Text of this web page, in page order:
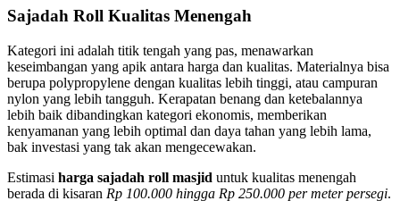
Sajadah Roll Kualitas Menengah
Kategori ini adalah titik tengah yang pas, menawarkan
keseimbangan yang apik antara harga dan kualitas. Materialnya bisa
berupa polypropylene dengan kualitas lebih tinggi, atau campuran
nylon yang lebih tangguh. Kerapatan benang dan ketebalannya
lebih baik dibandingkan kategori ekonomis, memberikan
kenyamanan yang lebih optimal dan daya tahan yang lebih lama,
bak investasi yang tak akan mengecewakan.
Estimasi harga sajadah roll masjid untuk kualitas menengah
berada di kisaran Rp 100.000 hingga Rp 250.000 per meter persegi.